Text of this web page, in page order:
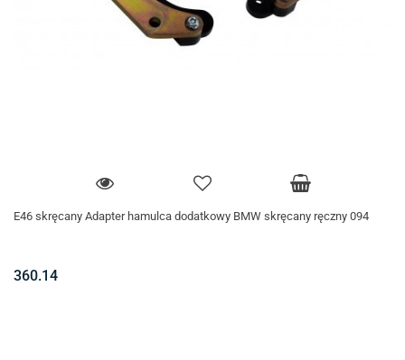
E46 skręcany Adapter hamulca dodatkowy BMW skręcany ręczny 094
360.14